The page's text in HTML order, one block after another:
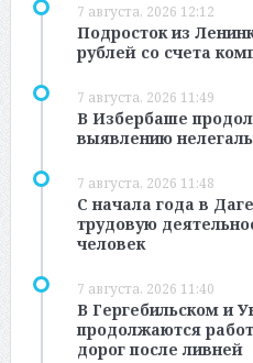
7 августа, 2026 12:12
Подросток из
рублей со счета
7 августа, 2026 11:49
В Избербаше
выявлению
7 августа, 2026 11:48
С начала года в
трудовую
человек
7 августа, 2026 11:40
В Гергебильском и
продолжаются
дорог после ливней